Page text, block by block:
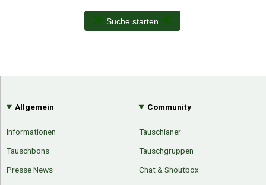
Suche starten
Allgemein
Informationen
Tauschbons
Presse News
Community
Tauschianer
Tauschgruppen
Chat & Shoutbox